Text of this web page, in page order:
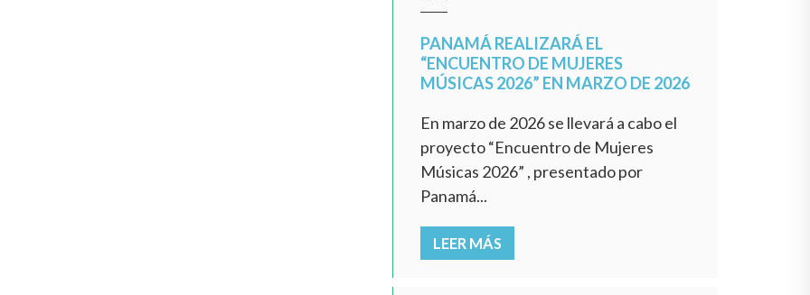
PANAMÁ REALIZARÁ EL
“ENCUENTRO DE MUJERES
MÚSICAS 2026” EN MARZO DE 2026
En marzo de 2026 se llevará a cabo el
proyecto “Encuentro de Mujeres
Músicas 2026” , presentado por
Panamá...
LEER MÁS